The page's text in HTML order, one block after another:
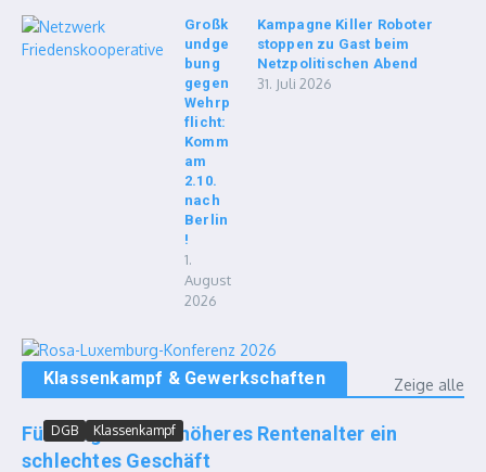
Großk
undge
bung
gegen
Wehrp
flicht:
Komm
am
2.10.
nach
Berlin
!
1.
August
2026
Kampagne Killer Roboter
stoppen zu Gast beim
Netzpolitischen Abend
31. Juli 2026
Klassenkampf & Gewerkschaften Zeige alle
DGB Klassenkampf
Für Junge ist ein höheres Rentenalter ein
schlechtes Geschäft